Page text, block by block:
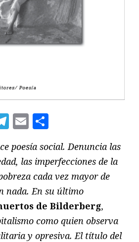
Telegram
Email
poesía social. Denuncia las
las imperfecciones de la
cada vez mayor de
nada. En su último
de Bilderberg,
como quien observa
y opresiva. El título del